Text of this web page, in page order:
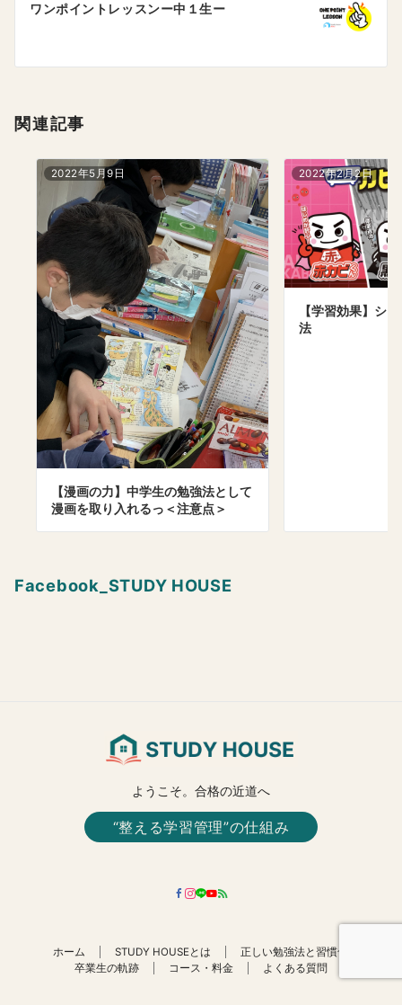
ン
ワンポイントレッスンー中１生ー
関連記事
2022年5月9日
【漫画の力】中学生の勉強法として
漫画を取り入れるっ＜注意点＞
2022年2月2日
【学習効果】シ
法
Facebook_STUDY HOUSE
ようこそ。合格の近道へ
“整える学習管理”の仕組み
ホーム STUDY HOUSEとは
正しい勉強法と習慣化
卒業生の軌跡
コース・料金 よくある質問